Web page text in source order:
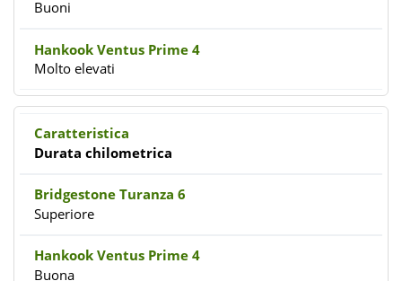
Buoni
Molto elevati
Durata chilometrica
Superiore
Buona